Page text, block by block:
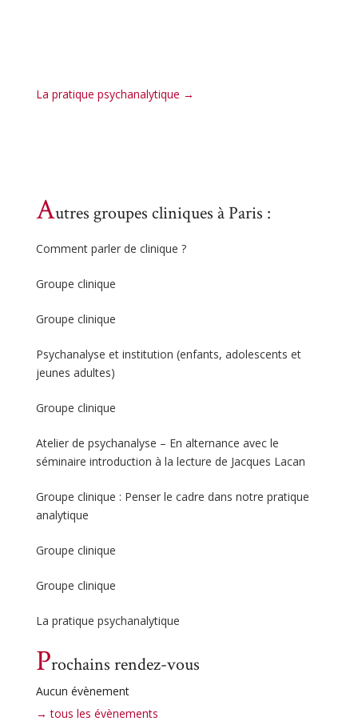
La pratique psychanalytique →
Autres groupes cliniques à Paris :
Comment parler de clinique ?
Groupe clinique
Groupe clinique
Psychanalyse et institution (enfants, adolescents et
jeunes adultes)
Groupe clinique
Atelier de psychanalyse – En alternance avec le
séminaire introduction à la lecture de Jacques Lacan
Groupe clinique : Penser le cadre dans notre pratique
analytique
Groupe clinique
Groupe clinique
La pratique psychanalytique
Prochains rendez-vous
Aucun évènement
→ tous les évènements